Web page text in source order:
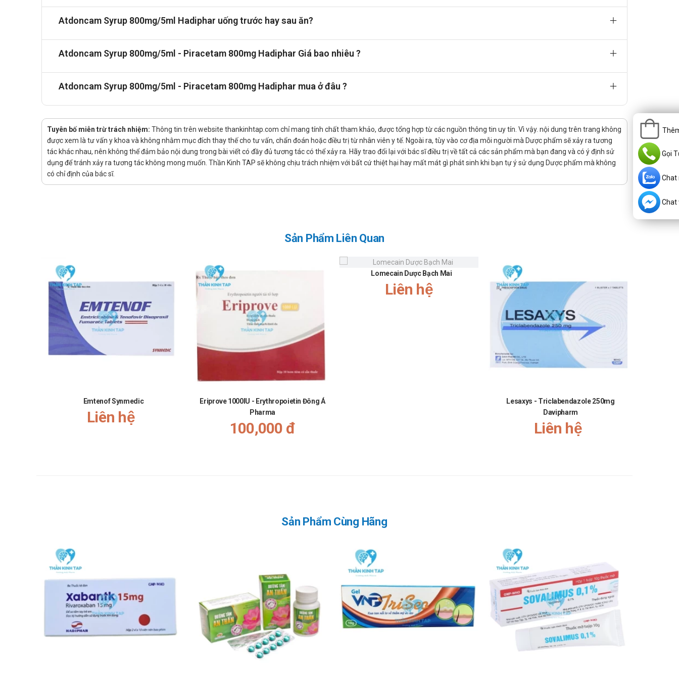
Các lựa chọn thay thế Atdoncam Syrup 800mg/5ml Hadiphar
Tuy nhiên, giữa các sản phẩm này có một số khác biệt đáng chú ý. Vidipha và Stellapharm thường được bào chế dưới dạng viên nén hoặc ống tiêm, trong khi Atdoncam
thường là dạng siro. Hàm lượng Piracetam trong mỗi sản phẩm cũng khác nhau, điều này có thể ảnh hưởng đến liều dùng và hiệu quả điều trị.
Lời khuyên về dinh dưỡng
Để cải thiện trí nhớ, dinh dưỡng đóng vai trò vô cùng quan trọng. Bổ sung thực phẩm giàu omega-3 như cá hồi, cá thu giúp tăng cường chức năng não bộ và hỗ trợ quá trình
truyền tải thông tin giữa các tế bào thần kinh. Ăn nhiều rau xanh như cải bó xôi, bông cải xanh cũng cung cấp chất chống oxy hóa và vitamin cần thiết, giúp bảo vệ não khỏi tổn
thương. Thực phẩm giàu vitamin E như hạt hạnh nhân, hạt hướng dương cũng được khuyến khích, vì chúng giúp ngăn ngừa suy giảm trí nhớ do tuổi tác. Ngoài ra, duy trì uống
đủ nước hàng ngày cũng rất cần thiết để não bộ hoạt động hiệu quả. Hạn chế thực phẩm nhiều đường và chất béo bão hòa để tránh gây hại đến chức năng não.
Atdoncam Syrup 800mg/5ml Hadiphar uống trước hay sau ăn?
Atdoncam Syrup 800mg/5ml - Piracetam 800mg Hadiphar Giá bao nhiêu ?
Atdoncam Syrup 800mg/5ml - Piracetam 800mg Hadiphar mua ở đâu ?
Tuyên bố miễn trừ trách nhiệm: Thông tin trên website thankinhtap.com chỉ mang tính chất tham khảo, được tổng hợp từ các nguồn thông tin uy tín. Vì vậy. nội dung trên trang không
được xem là tư vấn y khoa và không nhằm mục đích thay thế cho tư vấn, chẩn đoán hoặc điều trị từ nhân viên y tế. Ngoài ra, tùy vào cơ địa mỗi người mà Dược phẩm sẽ xảy ra tương
tác khác nhau, nên không thể đảm bảo nội dung trong bài viết có đầy đủ tương tác có thể xảy ra. Hãy trao đổi lại với bác sĩ điều trị về tất cả các sản phẩm mà bạn đang và có ý định sử
dụng để tránh xảy ra tương tác không mong muốn. Thần Kinh TAP sẽ không chịu trách nhiệm với bất cứ thiệt hại hay mất mát gì phát sinh khi bạn tự ý sử dụng Dược phẩm mà không
có chỉ định của bác sĩ.
Sản Phẩm Liên Quan
Emtenof Synmedic
Liên hệ
Eriprove 1000IU - Erythropoietin Đông Á
Pharma
100,000 đ
Lomecain Dược Bạch Mai
Liên hệ
Lesaxys - Triclabendazole 250mg
Davipharm
Liên hệ
Sản Phẩm Cùng Hãng
Gọi
Chat
Chat